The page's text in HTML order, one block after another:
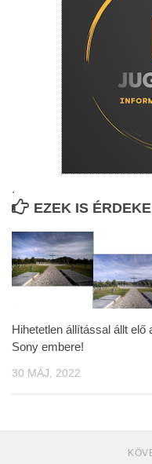
.
EZEK IS
Hihetetlen állítással állt elő
Sony embere!
30 MÁJ, 2022